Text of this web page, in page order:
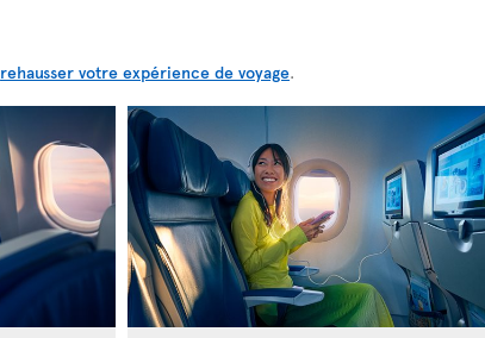
rehausser votre expérience de voyage.